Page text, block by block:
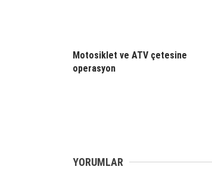
Motosiklet ve ATV çetesine
operasyon
YORUMLAR